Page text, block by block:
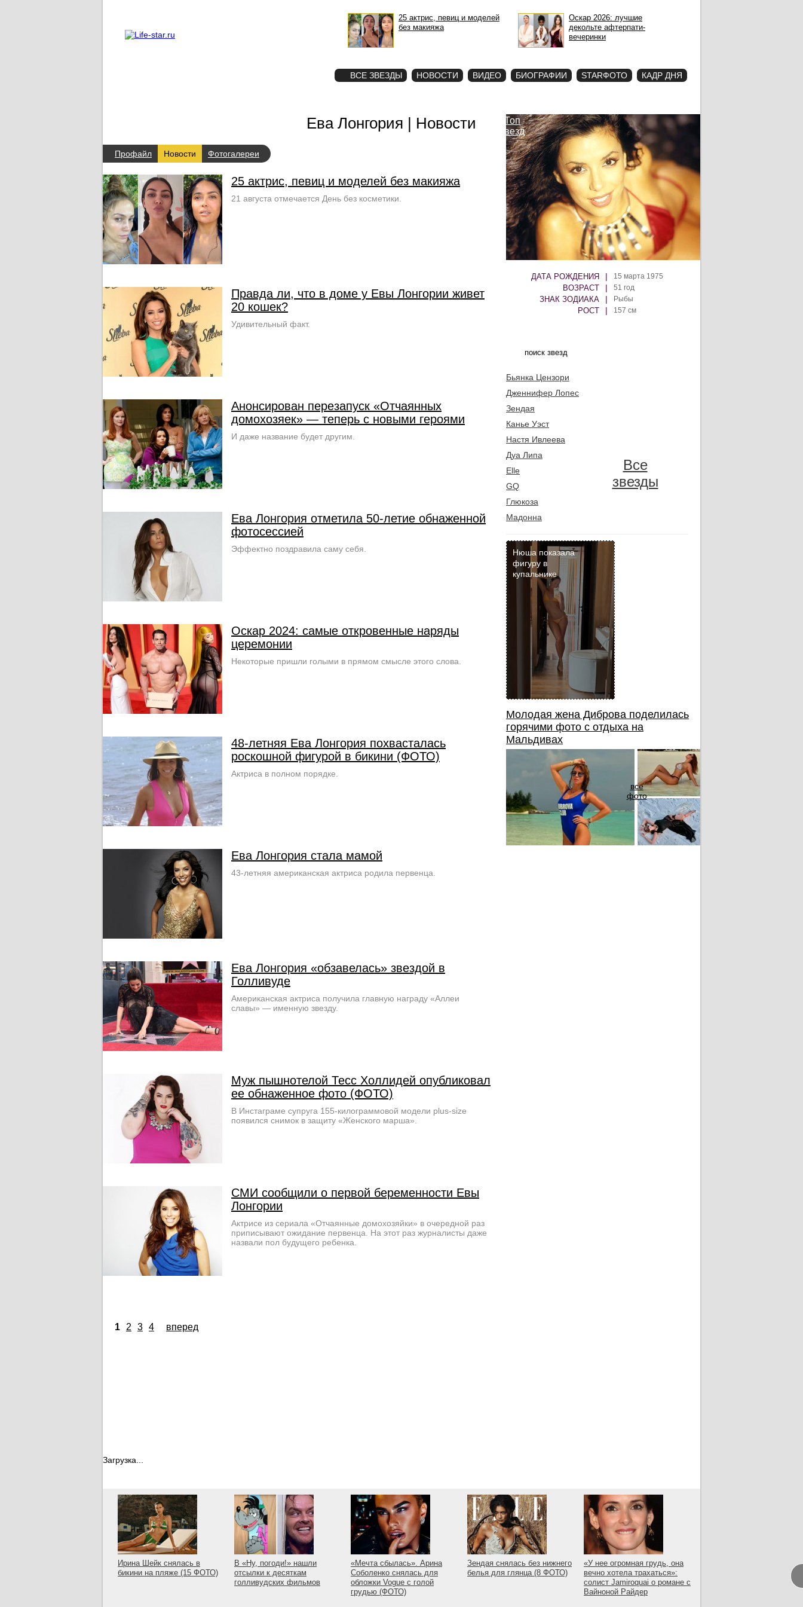
25 актрис, певиц и моделей
без макияжа
Оскар 2026: лучшие
декольте афтерпати-
вечеринки
ВСЕ ЗВЕЗДЫ НОВОСТИ ВИДЕО БИОГРАФИИ STARФОТО КАДР ДНЯ
Ева Лонгория | Новости
Профайл Новости Фотогалереи
25 актрис, певиц и моделей без макияжа
21 августа отмечается День без косметики.
Правда ли, что в доме у Евы Лонгории живет
20 кошек?
Удивительный факт.
Анонсирован перезапуск «Отчаянных
домохозяек» — теперь с новыми героями
И даже название будет другим.
Ева Лонгория отметила 50-летие обнаженной
фотосессией
Эффектно поздравила саму себя.
Оскар 2024: самые откровенные наряды
церемонии
Некоторые пришли голыми в прямом смысле этого слова.
48-летняя Ева Лонгория похвасталась
роскошной фигурой в бикини (ФОТО)
Актриса в полном порядке.
Ева Лонгория стала мамой
43-летняя американская актриса родила первенца.
Ева Лонгория «обзавелась» звездой в
Голливуде
Американская актриса получила главную награду «Аллеи
славы» — именную звезду.
Муж пышнотелой Тесс Холлидей опубликовал
ее обнаженное фото (ФОТО)
В Инстаграме супруга 155-килограммовой модели plus-size
появился снимок в защиту «Женского марша».
СМИ сообщили о первой беременности Евы
Лонгории
Актрисе из сериала «Отчаянные домохозяйки» в очередной раз
приписывают ожидание первенца. На этот раз журналисты даже
назвали пол будущего ребенка.
1 2 3 4 вперед
Загрузка...
Топ
звезд
ДАТА РОЖДЕНИЯ | 15 марта 1975
ВОЗРАСТ | 51 год
ЗНАК ЗОДИАКА | Рыбы
РОСТ | 157 см
Бьянка Цензори
Дженнифер Лопес
Зендая
Канье Уэст
Настя Ивлеева
Дуа Липа
Elle
GQ
Глюкоза
Мадонна
Все
звезды
Нюша показала
фигуру в
купальнике
Молодая жена Диброва поделилась
горячими фото с отдыха на
Мальдивах
все
фото
Ирина Шейк снялась в
бикини на пляже (15 ФОТО)
В «Ну, погоди!» нашли
отсылки к десяткам
голливудских фильмов
«Мечта сбылась». Арина
Соболенко снялась для
обложки Vogue с голой
грудью (ФОТО)
Зендая снялась без нижнего
белья для глянца (8 ФОТО)
«У нее огромная грудь, она
вечно хотела трахаться»:
солист Jamiroquai о романе с
Вайноной Райдер